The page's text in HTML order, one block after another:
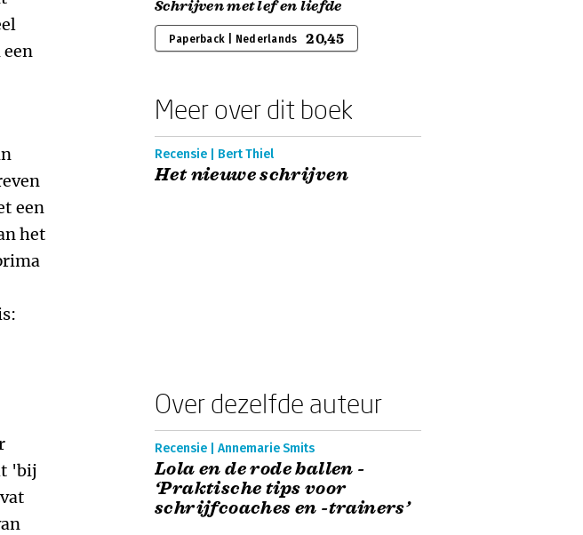
een
een
het
'bij
Schrijven met lef en liefde
Paperback | Nederlands 20,45
Meer over dit boek
Recensie | Bert Thiel
Het nieuwe schrijven
Over dezelfde auteur
Recensie | Annemarie Smits
Lola en de rode ballen -
‘Praktische tips voor
schrijfcoaches en -trainers’